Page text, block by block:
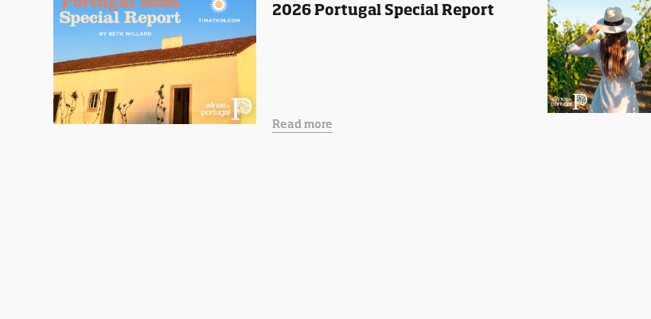
2026 Portugal Special Report
Read more